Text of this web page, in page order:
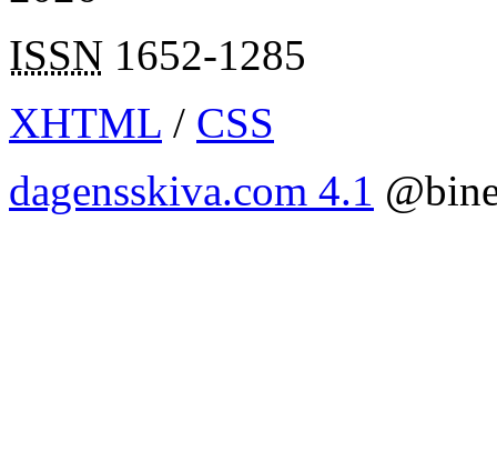
ISSN 1652-1285
XHTML / CSS
dagensskiva.com 4.1